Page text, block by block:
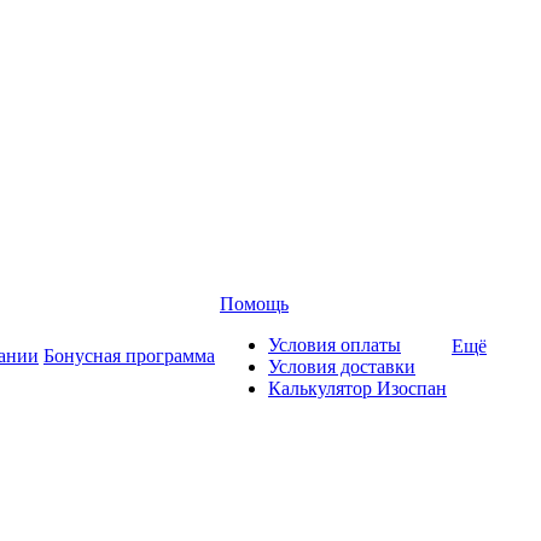
Бонусная программа
Помощь
Условия оплаты
Условия доставки
Калькулятор Изоспан
Ещё